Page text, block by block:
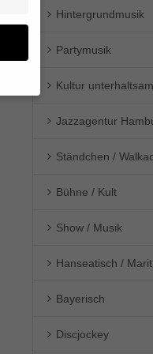
Hintergrundmusik
Partymusik
Kultur unterhaltsam
Jazzagentur
Ständchen /
Bühne / Kult
Show / Musik
Hanseatisch /
Bayerisch
Discjockey